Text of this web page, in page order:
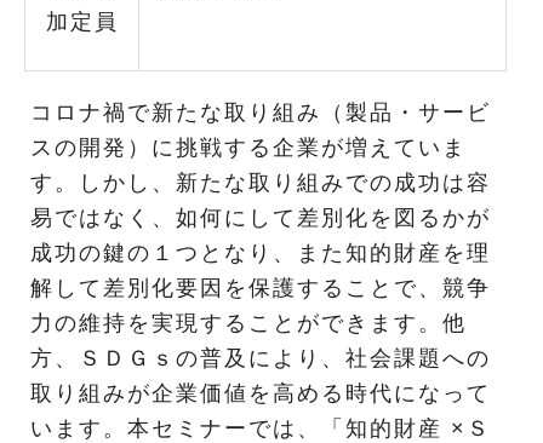
加定員
コロナ禍で新たな取り組み（製品・サービ
スの開発）に挑戦する企業が増えていま
す。しかし、新たな取り組みでの成功は容
易ではなく、如何にして差別化を図るかが
成功の鍵の１つとなり、また知的財産を理
解して差別化要因を保護することで、競争
力の維持を実現することができます。他
方、ＳＤＧｓの普及により、社会課題への
取り組みが企業価値を高める時代になって
います。本セミナーでは、「知的財産 ×Ｓ